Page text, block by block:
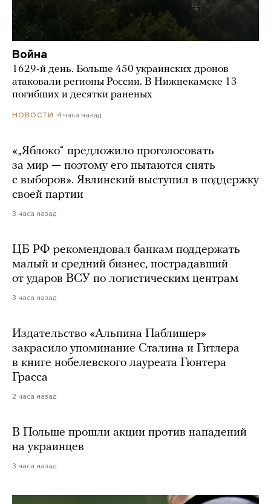
Война
1629-й день. Больше 450 украинских дронов
атаковали регионы России. В Нижнекамске 13
погибших и десятки раненых
НОВОСТИ 4 часа назад
«„Яблоко“ предложило проголосовать
за мир — поэтому его пытаются снять
с выборов». Явлинский выступил в поддержку
своей партии
3 часа назад
ЦБ РФ рекомендовал банкам поддержать
малый и средний бизнес, пострадавший
от ударов ВСУ по логистическим центрам
3 часа назад
Издательство «Альпина Паблишер»
закрасило упоминание Сталина и Гитлера
в книге нобелевского лауреата Гюнтера
Грасса
2 часа назад
В Польше прошли акции против нападений
на украинцев
3 часа назад